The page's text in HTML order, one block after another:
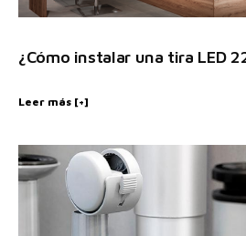
¿Cómo instalar una tira LED
Leer más [+]